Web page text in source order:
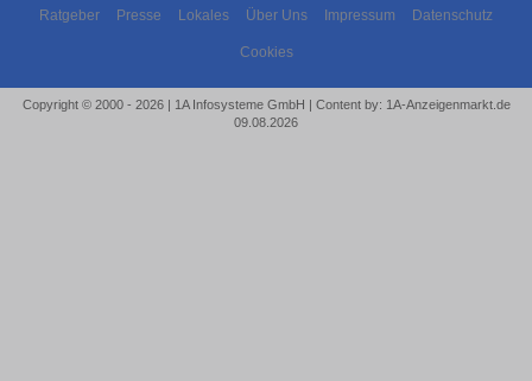
Ratgeber Presse Lokales Über Uns Impressum Datenschutz
Cookies
Copyright © 2000 - 2026 | 1A Infosysteme GmbH | Content by: 1A-Anzeigenmarkt.de
09.08.2026